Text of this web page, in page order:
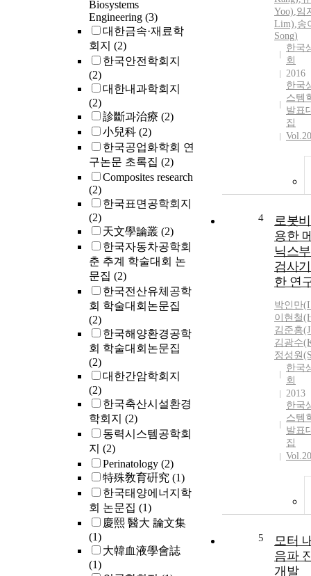
Biosystems
Engineering (3)
대한금속·재료학
회지 (2)
한국안전학회지
(2)
대한내과학회지
(2)
診斷과治療 (2)
小兒科 (2)
한국공업화학회 연
구논문 초록집 (2)
Composites research
(2)
한국표면공학회지
(2)
天文學論叢 (2)
한국자동차공학회
춘 추계 학술대회 논
문집 (2)
한국전산유체공학
회 학술대회논문집
(2)
한국해양환경공학
회 학술대회논문집
(2)
대한간암학회지
(2)
한국축산시설환경
학회지 (2)
동력시스템공학회
지 (2)
Perinatology (2)
特殊敎育硏究 (1)
한국태양에너지학
회 논문집 (1)
慶熙 醫大 論文集
(1)
大韓血液學會誌
(1)
Yoo),임
Lim),송
Song)
한국
회
2016
한국
스템
발표
집
4
로봇
용한
닉스
검사
한 연
박인만(
이현철
김준홍
김광수
정성원
한국
회
2013
한국
스템
발표
집
5
모터
음파
개발